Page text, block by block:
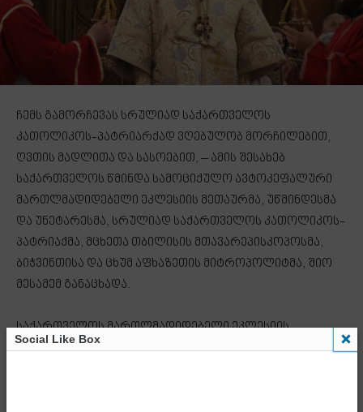
ჩემს გამორჩევას სრულიად საქართველოს
კათოლიკოს-პატრიარქად ვღებულობ მორჩილებით,
ღვთის მადლითა და სასოებით, – ამის შესახებ
საქართველოს წმინდა სამოციქულო ავტოკეფალური
მართლმადიდებელი ეკლესიის მეთაურმა, უწმინდესმა
და უნეტარესმა, სრულიად საქართველოს კათოლიკოს-
პატრიაქმა, მცხეთა თბილისის მთავარეპისკოპოსმა,
ბიჭვინთისა და ცხუმ აფხაზეთის მიტროპოლიტმა, შიო
მესამემ განაცხადა.
საქართველოს მართლმადიდებელი ეკლესიის
გაფართოებულ კრებაზე ცოტა ხნის წინ საქართველოს
Social Like Box